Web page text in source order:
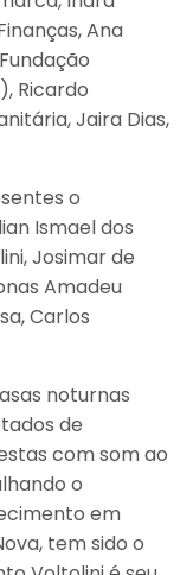
Ana
Ricardo
Jaira Dias,
o
Ismael dos
Josimar de
Amadeu
Carlos
noturnas
de
com som ao
o
em
tem sido o